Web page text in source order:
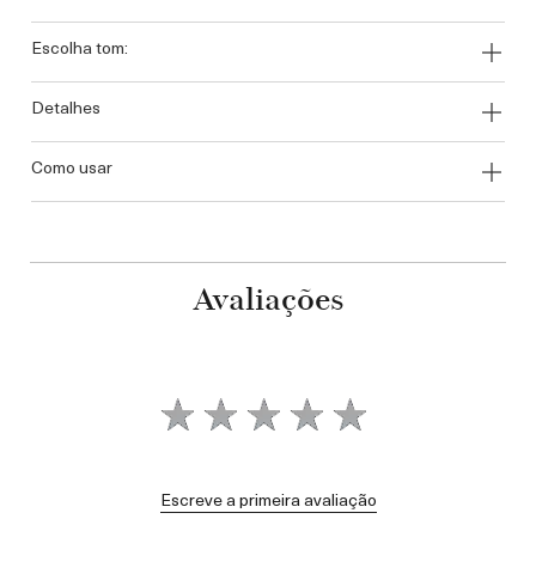
escolha tom:
detalhes
como usar
Avaliações
Escreve a primeira avaliação